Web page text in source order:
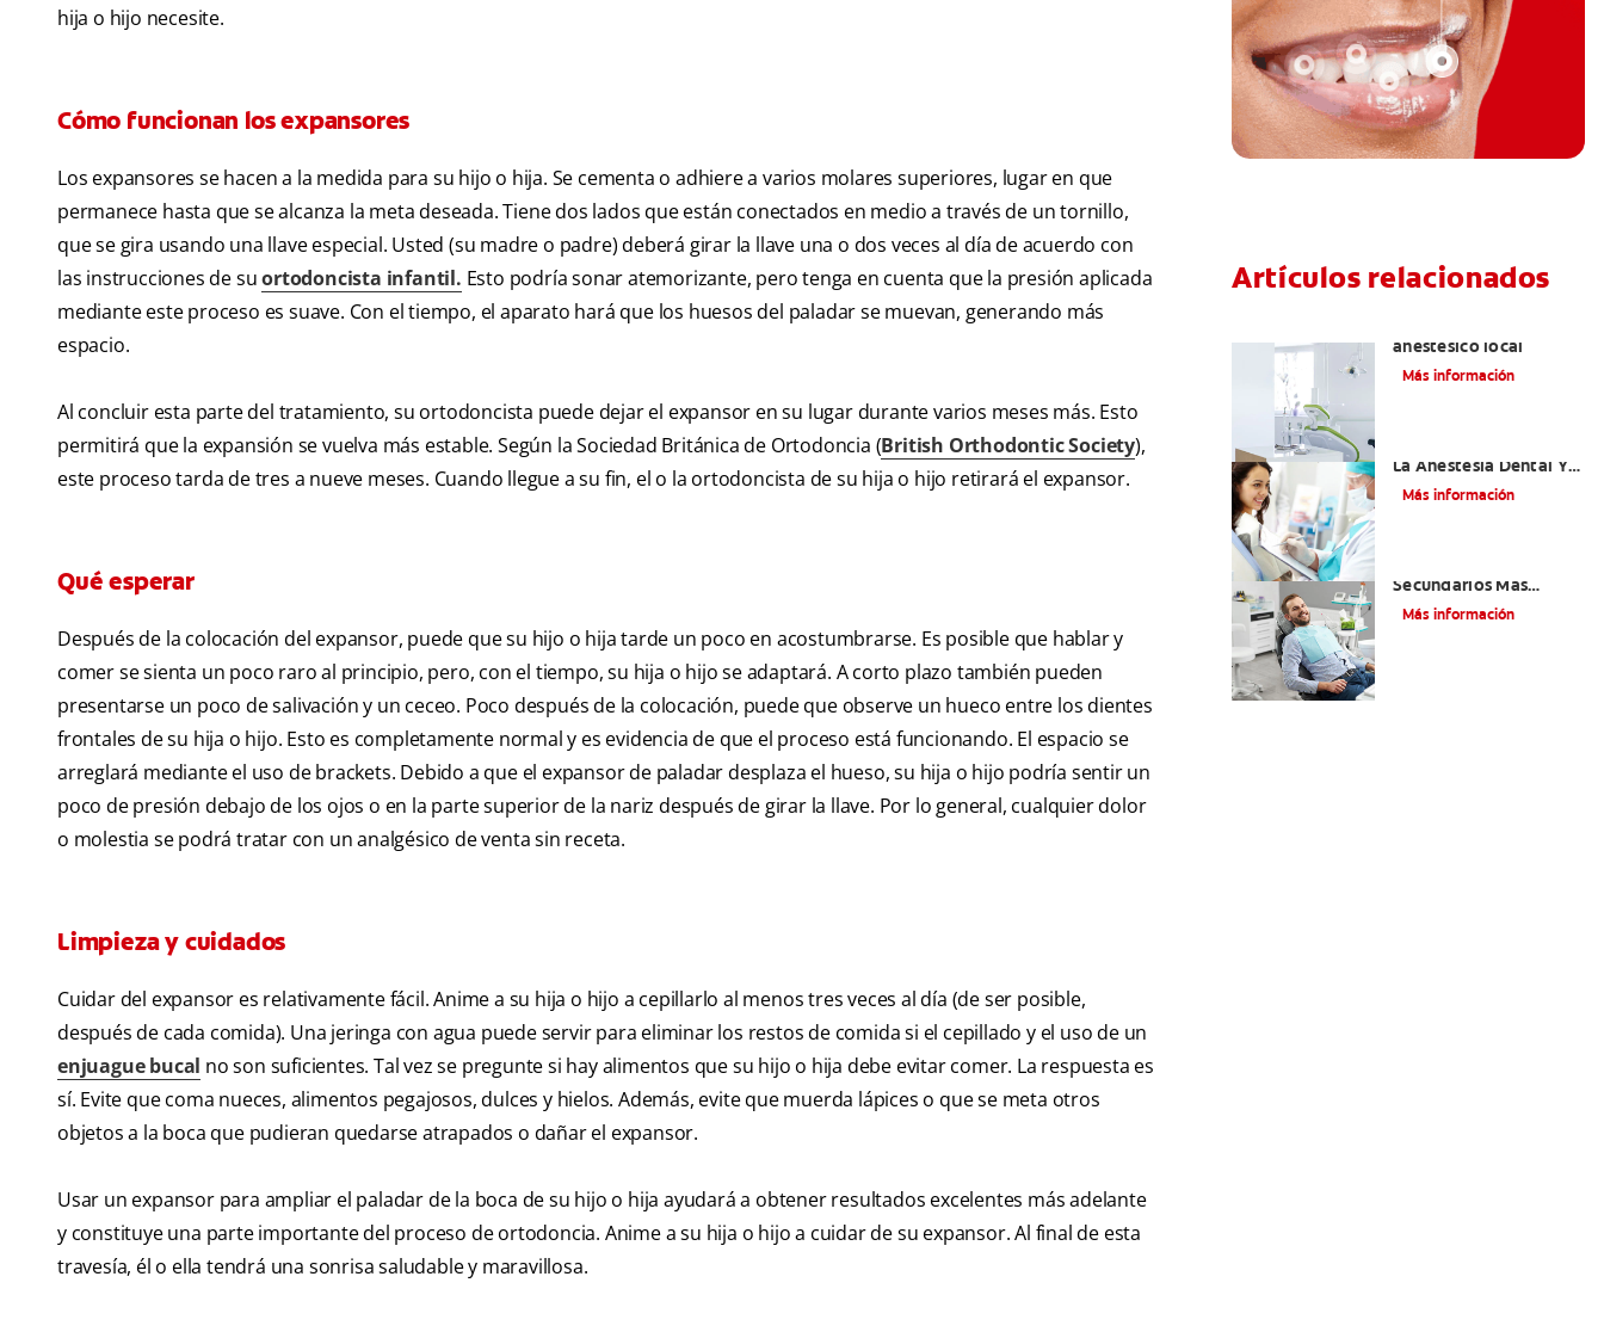
hija o hijo necesite.
Cómo funcionan los expansores
Los expansores se hacen a la medida para su hijo o hija. Se cementa o adhiere a varios molares superiores, lugar en que
permanece hasta que se alcanza la meta deseada. Tiene dos lados que están conectados en medio a través de un tornillo,
que se gira usando una llave especial. Usted (su madre o padre) deberá girar la llave una o dos veces al día de acuerdo con
las instrucciones de suortodoncista infantil. Esto podría sonar atemorizante, pero tenga en cuenta que la presión aplicada
mediante este proceso es suave. Con el tiempo, el aparato hará que los huesos del paladar se muevan, generando más
espacio.
Al concluir esta parte del tratamiento, su ortodoncista puede dejar el expansor en su lugar durante varios meses más. Esto
permitirá que la expansión se vuelva más estable. Según la Sociedad Británica de Ortodoncia (British Orthodontic Society),
este proceso tarda de tres a nueve meses. Cuando llegue a su fin, el o la ortodoncista de su hija o hijo retirará el expansor.
Qué esperar
Después de la colocación del expansor, puede que su hijo o hija tarde un poco en acostumbrarse. Es posible que hablar y
comer se sienta un poco raro al principio, pero, con el tiempo, su hija o hijo se adaptará. A corto plazo también pueden
presentarse un poco de salivación y un ceceo. Poco después de la colocación, puede que observe un hueco entre los dientes
frontales de su hija o hijo. Esto es completamente normal y es evidencia de que el proceso está funcionando. El espacio se
arreglará mediante el uso de brackets. Debido a que el expansor de paladar desplaza el hueso, su hija o hijo podría sentir un
poco de presión debajo de los ojos o en la parte superior de la nariz después de girar la llave. Por lo general, cualquier dolor
o molestia se podrá tratar con un analgésico de venta sin receta.
Limpieza y cuidados
Cuidar del expansor es relativamente fácil. Anime a su hija o hijo a cepillarlo al menos tres veces al día (de ser posible,
después de cada comida). Una jeringa con agua puede servir para eliminar los restos de comida si el cepillado y el uso de un
enjuague bucal no son suficientes. Tal vez se pregunte si hay alimentos que su hijo o hija debe evitar comer. La respuesta es
sí. Evite que coma nueces, alimentos pegajosos, dulces y hielos. Además, evite que muerda lápices o que se meta otros
objetos a la boca que pudieran quedarse atrapados o dañar el expansor.
Usar un expansor para ampliar el paladar de la boca de su hijo o hija ayudará a obtener resultados excelentes más adelante
y constituye una parte importante del proceso de ortodoncia. Anime a su hija o hijo a cuidar de su expansor. Al final de esta
travesía, él o ella tendrá una sonrisa saludable y maravillosa.
Artículos relacionados
anestésico local
Más información
La Anestesia Dental Y
Causas De Tratamiento
Más información
Secundarios Más
Comunes De La
Más información